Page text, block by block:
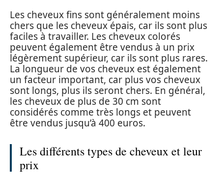
Les cheveux fins sont généralement moins
chers que les cheveux épais, car ils sont plus
faciles à travailler. Les cheveux colorés
peuvent également être vendus à un prix
légèrement supérieur, car ils sont plus rares.
La longueur de vos cheveux est également
un facteur important, car plus vos cheveux
sont longs, plus ils seront chers. En général,
les cheveux de plus de 30 cm sont
considérés comme très longs et peuvent
être vendus jusqu’à 400 euros.
Les différents types de cheveux et leur
prix